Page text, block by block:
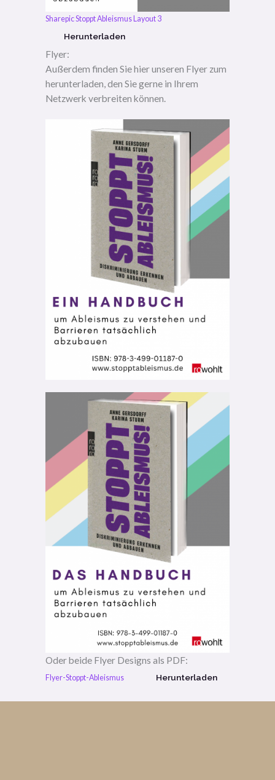
Sharepic Stoppt Ableismus Layout 3
Herunterladen
Flyer:
Außerdem finden Sie hier unseren Flyer zum
herunterladen, den Sie gerne in Ihrem
Netzwerk verbreiten können.
Oder beide Flyer Designs als PDF:
Flyer-Stoppt-Ableismus Herunterladen